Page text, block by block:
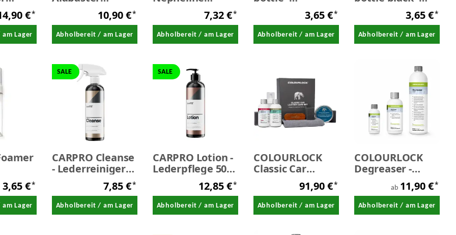
-
€*
Lager
Leather Protect
10,90 €*
Abholbereit / am Lager
Leather Cleaner
7,32 €*
Abholbereit / am Lager
Schaumspender
3,65 €*
Abholbereit / am Lager
Schaumspender
3,65 €*
Abholbereit / am Lager
-
3,65 €*
Lager
SALE
CARPRO Cleanse
- Lederreiniger
500 ml - SALE7,85 €*
Abholbereit / am Lager
SALE
CARPRO Lotion -
Lederpflege 500
12,85 €*
Abholbereit / am Lager
COLOURLOCK
Classic Car
Leather Car Set -
Pflegeset91,90 €*
Abholbereit / am Lager
COLOURLOCK
Degreaser -
ab 11,90 €*
Abholbereit / am Lager